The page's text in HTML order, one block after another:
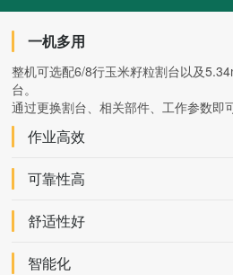
一机多用
整机可选配6/8行玉米籽粒割台以及
台。
通过更换割台、相关部件、工作参数即
作业高效
可靠性高
舒适性好
智能化